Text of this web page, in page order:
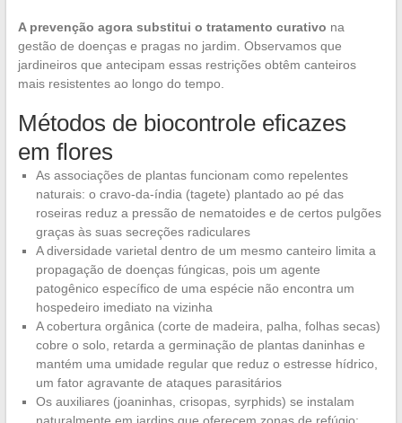
A prevenção agora substitui o tratamento curativo na
gestão de doenças e pragas no jardim. Observamos que
jardineiros que antecipam essas restrições obtêm canteiros
mais resistentes ao longo do tempo.
Métodos de biocontrole eficazes
em flores
As associações de plantas funcionam como repelentes
naturais: o cravo-da-índia (tagete) plantado ao pé das
roseiras reduz a pressão de nematoides e de certos pulgões
graças às suas secreções radiculares
A diversidade varietal dentro de um mesmo canteiro limita a
propagação de doenças fúngicas, pois um agente
patogênico específico de uma espécie não encontra um
hospedeiro imediato na vizinha
A cobertura orgânica (corte de madeira, palha, folhas secas)
cobre o solo, retarda a germinação de plantas daninhas e
mantém uma umidade regular que reduz o estresse hídrico,
um fator agravante de ataques parasitários
Os auxiliares (joaninhas, crisopas, syrphids) se instalam